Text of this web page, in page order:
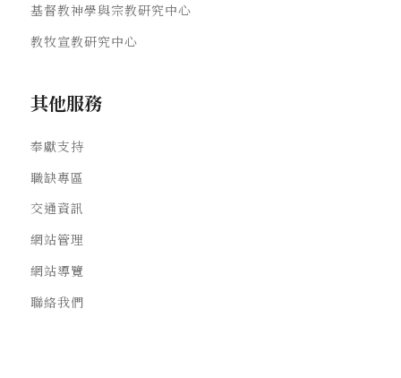
基督教神學與宗教研究中心
教牧宣教研究中心
其他服務
奉獻支持
職缺專區
交通資訊
網站管理
網站導覽
聯絡我們